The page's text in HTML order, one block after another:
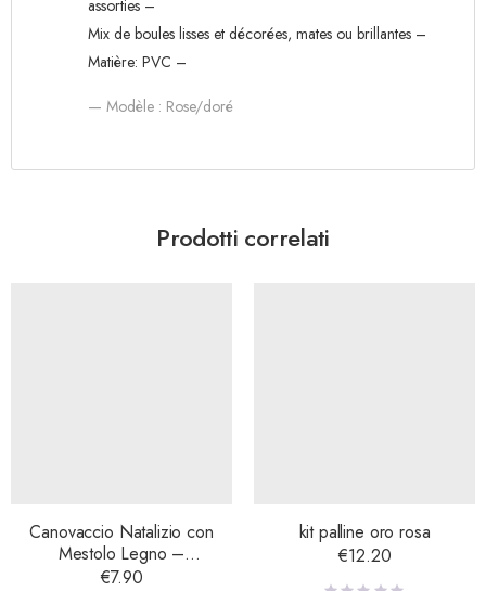
assorties –
Mix de boules lisses et décorées, mates ou brillantes –
Matière: PVC –
— Modèle : Rose/doré
Prodotti correlati
Canovaccio Natalizio con
Mestolo Legno –
Personaggi
€7.90
kit palline oro rosa
€12.20